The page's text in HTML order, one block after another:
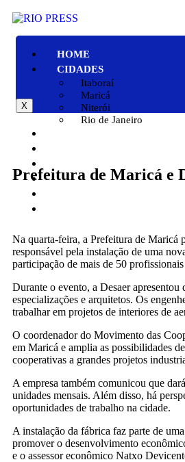
HOME
CIDADES
Itaboraí
Maricá
Niterói
Rio de Janeiro
POLÍCIA
X
Prefeitura de Maricá e
Na quarta-feira, a Prefeitura de Maricá
responsável pela instalação de uma
participação de mais de 50
Durante o evento, a Desaer
especializações e arquitetos. Os
trabalhar em projetos de interiores de
O coordenador do Movimento das
em Maricá e amplia as possibilidades
cooperativas a grandes projetos
A empresa também comunicou que
unidades mensais. Além disso, há
oportunidades de trabalho na cidade.
A instalação da fábrica faz parte de
promover o desenvolvimento
e o assessor econômico Natxo